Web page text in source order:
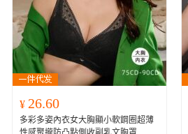
¥ 26.60
多彩多姿內衣女大胸顯小軟鋼圈超薄